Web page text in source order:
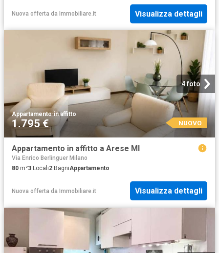
Nuova offerta da Immobiliare.it Visualizza dettagli
4 foto
Appartamento·in affitto
1.795 € NUOVO
Appartamento in affitto a Arese MI
Via Enrico Berlinguer Milano
80 m²3 Locali2 BagniAppartamento
Nuova offerta da Immobiliare.it Visualizza dettagli